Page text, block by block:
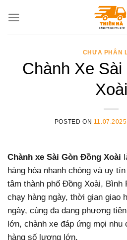
CHƯA PHÂN
Chành Xe
Xoài
POSTED ON 11.07.2025
Chành xe Sài Gòn Đồng Xoài
hàng hóa nhanh chóng và uy
tâm thành phố Đồng Xoài,
chạy hàng ngày, thời gian giao
ngày, cùng đa dạng phương
lớn, chành xe đáp ứng mọi
hàng số lượng lớn.